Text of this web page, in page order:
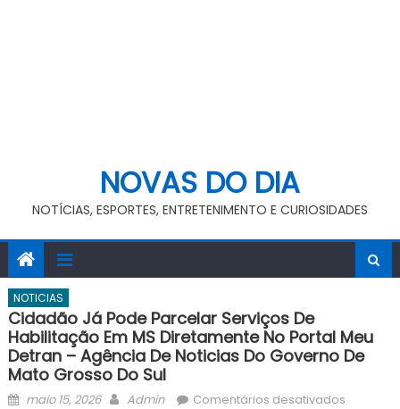
NOVAS DO DIA
NOTÍCIAS, ESPORTES, ENTRETENIMENTO E CURIOSIDADES
NOTICIAS
Cidadão Já Pode Parcelar Serviços De
Habilitação Em MS Diretamente No Portal Meu
Detran – Agência De Noticias Do Governo De
Mato Grosso Do Sul
Posted
maio 15, 2026 Author
Admin Comentários desativadosem